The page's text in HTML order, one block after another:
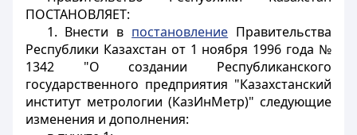
ПОСТАНОВЛЯЕТ:
1. Внести в постановление Правительства
Республики Казахстан от 1 ноября 1996 года №
1342 "О создании Республиканского
государственного предприятия "Казахстанский
институт метрологии (КазИнМетр)" следующие
изменения и дополнения: